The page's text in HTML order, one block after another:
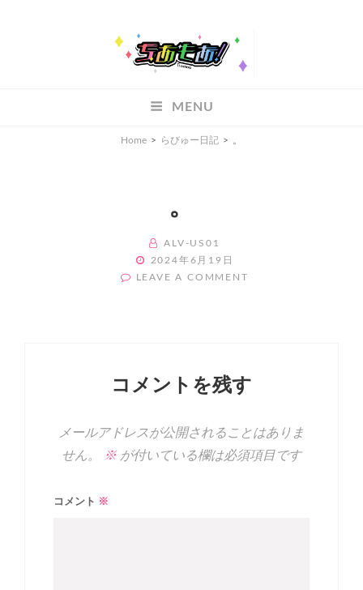
MENU
Home > らびゅー日記 > 。
。
BY
ALV-US01
POSTED
ON
2024年6月19日
LEAVE A COMMENT
コメントを残す
メールアドレスが公開されることはありま
せん。
※ が付いている欄は必須項目です
コメント ※